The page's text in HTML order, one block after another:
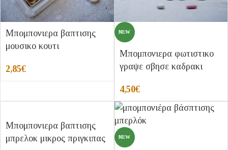
Μπομπονιερα βαπτισης
μουσικο κουτι
2,85€
NEW
Μπομπονιερα φωτιστικο
γραψε σβησε καδρακι
4,50€
Μπομπονιερα βαπτισης
μπρελοκ μικρος πριγκιπας
NEW